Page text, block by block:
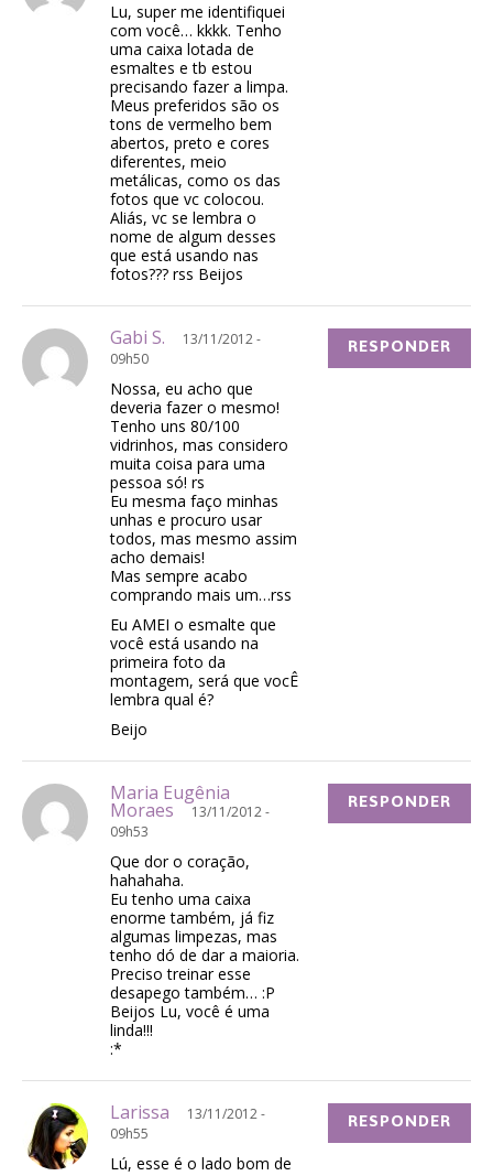
Lu, super me identifiquei
com você… kkkk. Tenho
uma caixa lotada de
esmaltes e tb estou
precisando fazer a limpa.
Meus preferidos são os
tons de vermelho bem
abertos, preto e cores
diferentes, meio
metálicas, como os das
fotos que vc colocou.
Aliás, vc se lembra o
nome de algum desses
que está usando nas
fotos??? rss Beijos
Gabi S.
13/11/2012 -
09h50
Nossa, eu acho que
deveria fazer o mesmo!
Tenho uns 80/100
vidrinhos, mas considero
muita coisa para uma
pessoa só! rs
Eu mesma faço minhas
unhas e procuro usar
todos, mas mesmo assim
acho demais!
Mas sempre acabo
comprando mais um…rss
Eu AMEI o esmalte que
você está usando na
primeira foto da
montagem, será que vocÊ
lembra qual é?
Beijo
RESPONDER
Maria Eugênia
Moraes13/11/2012 -
09h53
Que dor o coração,
hahahaha.
Eu tenho uma caixa
enorme também, já fiz
algumas limpezas, mas
tenho dó de dar a maioria.
Preciso treinar esse
desapego também… :P
Beijos Lu, você é uma
linda!!!
:*
RESPONDER
Larissa
13/11/2012 -
09h55
Lú, esse é o lado bom de
RESPONDER